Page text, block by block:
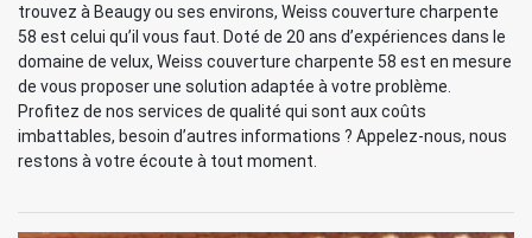
trouvez à Beaugy ou ses environs, Weiss couverture charpente
58 est celui qu’il vous faut. Doté de 20 ans d’expériences dans le
domaine de velux, Weiss couverture charpente 58 est en mesure
de vous proposer une solution adaptée à votre problème.
Profitez de nos services de qualité qui sont aux coûts
imbattables, besoin d’autres informations ? Appelez-nous, nous
restons à votre écoute à tout moment.